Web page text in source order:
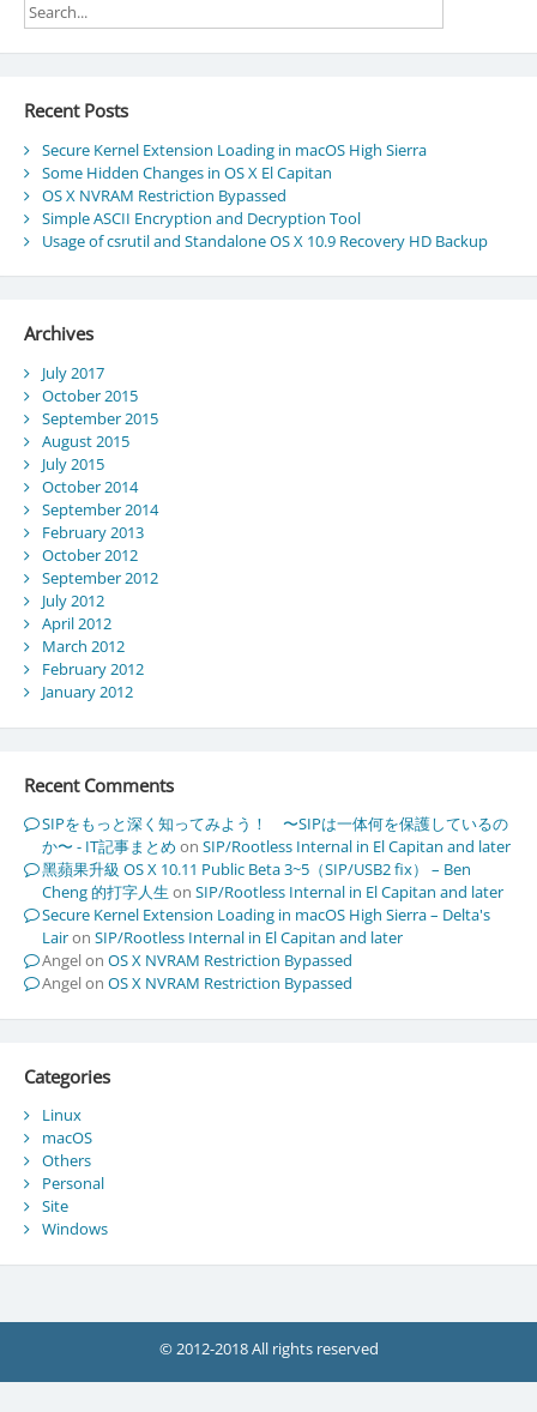
Recent Posts
Secure Kernel Extension Loading in macOS High Sierra
Some Hidden Changes in OS X El Capitan
OS X NVRAM Restriction Bypassed
Simple ASCII Encryption and Decryption Tool
Usage of csrutil and Standalone OS X 10.9 Recovery HD Backup
Archives
July 2017
October 2015
September 2015
August 2015
July 2015
October 2014
September 2014
February 2013
October 2012
September 2012
July 2012
April 2012
March 2012
February 2012
January 2012
Recent Comments
SIPをもっと深く知ってみよう！ 〜SIPは一体何を保護しているの
か〜 - IT記事まとめ on SIP/Rootless Internal in El Capitan and later
黑蘋果升級 OS X 10.11 Public Beta 3~5（SIP/USB2 fix） – Ben
Cheng 的打字人生 on SIP/Rootless Internal in El Capitan and later
Secure Kernel Extension Loading in macOS High Sierra – Delta's
Lairon SIP/Rootless Internal in El Capitan and later
Angelon OS X NVRAM Restriction Bypassed
Angelon OS X NVRAM Restriction Bypassed
Categories
Linux
macOS
Others
Personal
Site
Windows
© 2012-2018 All rights reserved